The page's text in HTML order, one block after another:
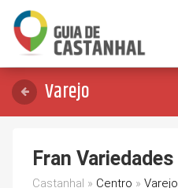
Varejo
Fran Variedades
Castanhal » Centro » Varejo